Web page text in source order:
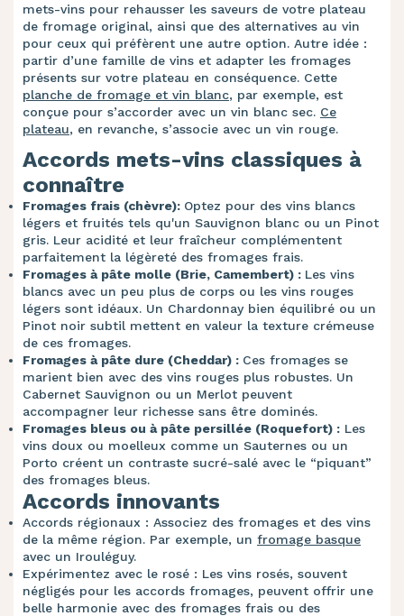
mets-vins pour rehausser les saveurs de votre plateau
de fromage original, ainsi que des alternatives au vin
pour ceux qui préfèrent une autre option. Autre idée :
partir d’une famille de vins et adapter les fromages
présents sur votre plateau en conséquence. Cette
planche de fromage et vin blanc, par exemple, est
conçue pour s’accorder avec un vin blanc sec. Ce
plateau, en revanche, s’associe avec un vin rouge.
Accords mets-vins classiques à
connaître
Fromages frais (chèvre): Optez pour des vins blancs
légers et fruités tels qu'un Sauvignon blanc ou un Pinot
gris. Leur acidité et leur fraîcheur complémentent
parfaitement la légèreté des fromages frais.
Fromages à pâte molle (Brie, Camembert) : Les vins
blancs avec un peu plus de corps ou les vins rouges
légers sont idéaux. Un Chardonnay bien équilibré ou un
Pinot noir subtil mettent en valeur la texture crémeuse
de ces fromages.
Fromages à pâte dure (Cheddar) : Ces fromages se
marient bien avec des vins rouges plus robustes. Un
Cabernet Sauvignon ou un Merlot peuvent
accompagner leur richesse sans être dominés.
Fromages bleus ou à pâte persillée (Roquefort) : Les
vins doux ou moelleux comme un Sauternes ou un
Porto créent un contraste sucré-salé avec le “piquant”
des fromages bleus.
Accords innovants
Accords régionaux : Associez des fromages et des vins
de la même région. Par exemple, un fromage basque
avec un Irouléguy.
Expérimentez avec le rosé : Les vins rosés, souvent
négligés pour les accords fromages, peuvent offrir une
belle harmonie avec des fromages frais ou des